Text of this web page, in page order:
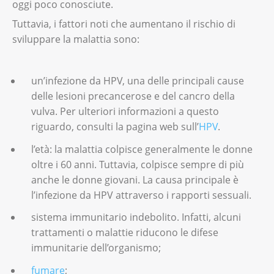
Quali sono i fattori di rischio della NIV?
consumo di prodotti contenenti tabacco;
infiammazione cronica della pelle della
regione anale e genitale (lichen
sistema immunitario indebolito.
nella vulva:
Fibroma: si sviluppa nei tessuti fibrosi e
muscolari;
emangioma: si forma nei vasi sanguigni.
oggi poco conosciute.
Tuttavia, i fattori noti che aumentano il rischio di
sviluppare la malattia sono:
un’infezione da HPV, una delle principali cause
delle lesioni precancerose e del cancro della
vulva. Per ulteriori informazioni a questo
riguardo, consulti la pagina web sull’HPV.
l’età: la malattia colpisce generalmente le donne
oltre i 60 anni. Tuttavia, colpisce sempre di più
anche le donne giovani. La causa principale è
l’infezione da HPV attraverso i rapporti sessuali.
sistema immunitario indebolito. Infatti, alcuni
trattamenti o malattie riducono le difese
immunitarie dell’organismo;
fumare;